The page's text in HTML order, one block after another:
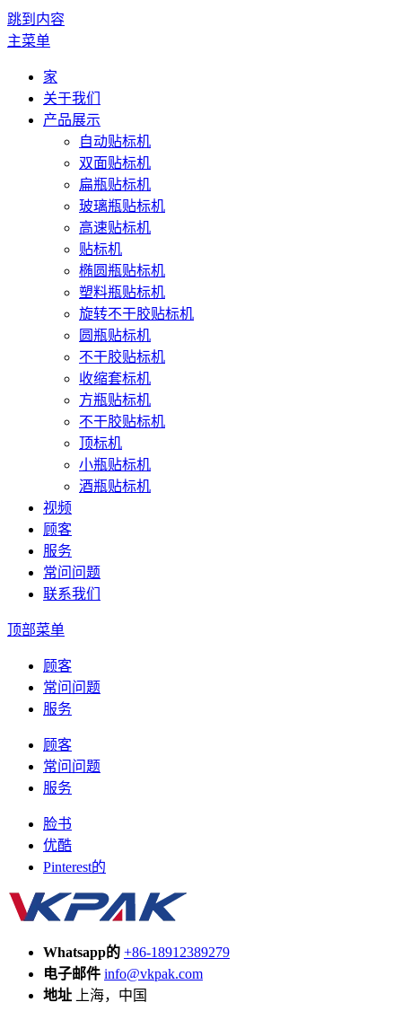
跳到内容
主菜单
家
关于我们
产品展示
自动贴标机
双面贴标机
扁瓶贴标机
玻璃瓶贴标机
高速贴标机
贴标机
椭圆瓶贴标机
塑料瓶贴标机
旋转不干胶贴标机
圆瓶贴标机
不干胶贴标机
收缩套标机
方瓶贴标机
不干胶贴标机
顶标机
小瓶贴标机
酒瓶贴标机
视频
顾客
服务
常问问题
联系我们
顶部菜单
顾客
常问问题
服务
顾客
常问问题
服务
脸书
优酷
Pinterest的
Whatsapp的 +86-18912389279
电子邮件 info@vkpak.com
地址 上海，中国